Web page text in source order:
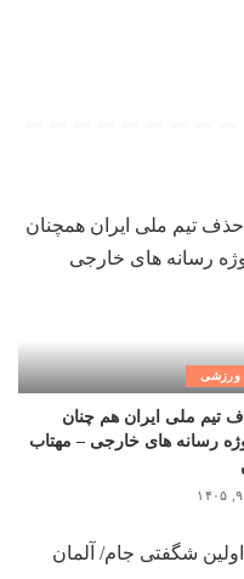
ورزشی
تیم ملی ایران هم چنان
رسانه های خارجی – مهتاب